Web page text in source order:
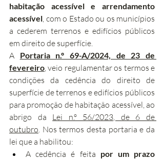
habitação acessível e arrendamento
acessível , com o Estado ou os municípios
a cederem terrenos e edifícios públicos
em direito de superfície.
A Portaria n.º 69-A/2024, de 23 de
fevereiro , veio regulamentar os termos e
condições da cedência do direito de
superfície de terrenos e edifícios públicos
para promoção de habitação acessível, ao
abrigo da Lei n.º 56/2023, de 6 de
outubro . Nos termos desta portaria e da
lei que a habilitou:
A cedência é feita por um prazo